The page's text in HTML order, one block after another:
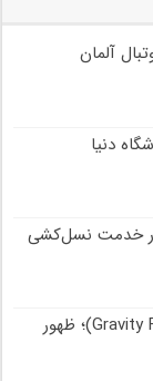
آلمان
دنیا
در خدمت نسل‌کشی
نقد انیمیشن آبشار جاذبه (Gravity Falls)؛ ظهور